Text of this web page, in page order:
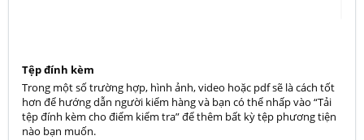
Tệp đính kèm
Trong một số trường hợp, hình ảnh, video hoặc pdf sẽ là cách tốt
hơn để hướng dẫn người kiểm hàng và bạn có thể nhấp vào “Tải
tệp đính kèm cho điểm kiểm tra” để thêm bất kỳ tệp phương tiện
nào bạn muốn.